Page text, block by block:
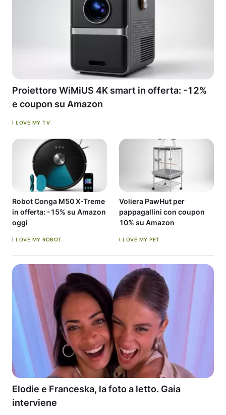
Proiettore WiMiUS 4K smart in offerta: -12%
e coupon su Amazon
I LOVE MY TV
Robot Conga M50 X-Treme
in offerta: -15% su Amazon
oggi
I LOVE MY ROBOT
Voliera PawHut per
pappagallini con coupon
10% su Amazon
I LOVE MY PET
Elodie e Franceska, la foto a letto. Gaia
interviene